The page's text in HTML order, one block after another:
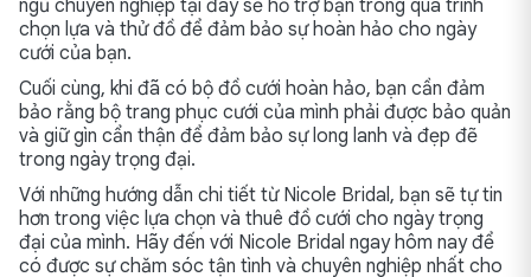
ngũ chuyên nghiệp tại đây sẽ hỗ trợ bạn trong quá trình
chọn lựa và thử đồ để đảm bảo sự hoàn hảo cho ngày
cưới của bạn.
Cuối cùng, khi đã có bộ đồ cưới hoàn hảo, bạn cần đảm
bảo rằng bộ trang phục cưới của mình phải được bảo quản
và giữ gìn cẩn thận để đảm bảo sự long lanh và đẹp đẽ
trong ngày trọng đại.
Với những hướng dẫn chi tiết từ Nicole Bridal, bạn sẽ tự tin
hơn trong việc lựa chọn và thuê đồ cưới cho ngày trọng
đại của mình. Hãy đến với Nicole Bridal ngay hôm nay để
có được sự chăm sóc tận tình và chuyên nghiệp nhất cho